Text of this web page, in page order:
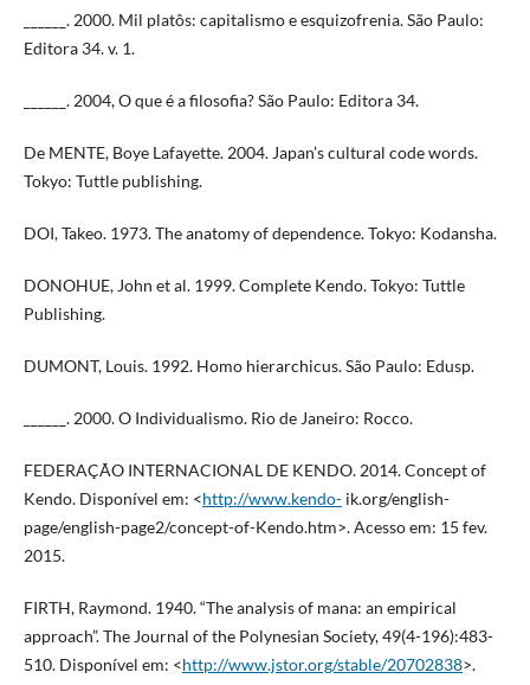
______. 2000. Mil platôs: capitalismo e esquizofrenia. São Paulo:
Editora 34. v. 1.
______. 2004, O que é a filosofia? São Paulo: Editora 34.
De MENTE, Boye Lafayette. 2004. Japan’s cultural code words.
Tokyo: Tuttle publishing.
DOI, Takeo. 1973. The anatomy of dependence. Tokyo: Kodansha.
DONOHUE, John et al. 1999. Complete Kendo. Tokyo: Tuttle
Publishing.
DUMONT, Louis. 1992. Homo hierarchicus. São Paulo: Edusp.
______. 2000. O Individualismo. Rio de Janeiro: Rocco.
FEDERAÇÃO INTERNACIONAL DE KENDO. 2014. Concept of
Kendo. Disponível em: <http://www.kendo-ik.org/english-
page/english-page2/concept-of-Kendo.htm>. Acesso em: 15 fev.
2015.
FIRTH, Raymond. 1940. “The analysis of mana: an empirical
approach”. The Journal of the Polynesian Society, 49(4-196):483-
510. Disponível em: <http://www.jstor.org/stable/20702838>.